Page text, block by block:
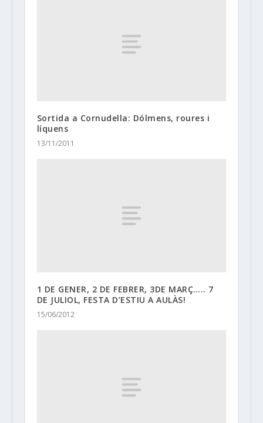
Sortida a Cornudella: Dólmens, roures i
líquens
13/11/2011
1 DE GENER, 2 DE FEBRER, 3DE MARÇ….. 7
DE JULIOL, FESTA D’ESTIU A AULÀS!
15/06/2012